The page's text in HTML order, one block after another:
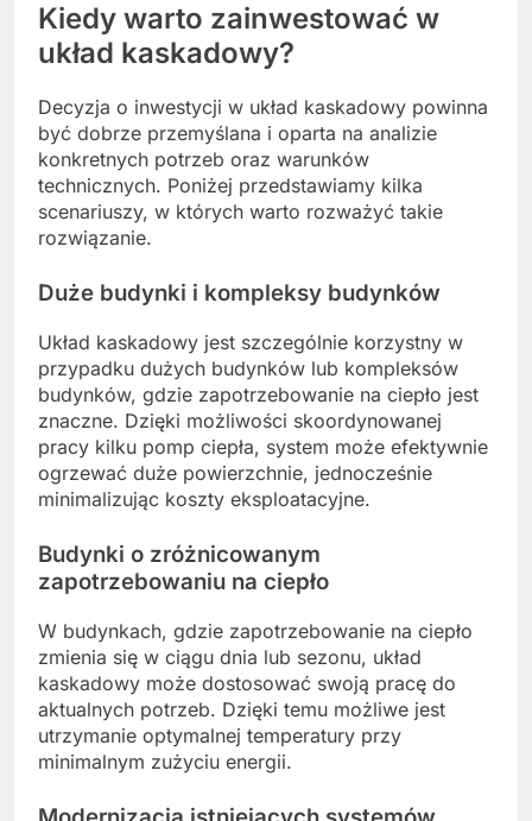
Kiedy warto zainwestować w
układ kaskadowy?
Decyzja o inwestycji w układ kaskadowy powinna
być dobrze przemyślana i oparta na analizie
konkretnych potrzeb oraz warunków
technicznych. Poniżej przedstawiamy kilka
scenariuszy, w których warto rozważyć takie
rozwiązanie.
Duże budynki i kompleksy budynków
Układ kaskadowy jest szczególnie korzystny w
przypadku dużych budynków lub kompleksów
budynków, gdzie zapotrzebowanie na ciepło jest
znaczne. Dzięki możliwości skoordynowanej
pracy kilku pomp ciepła, system może efektywnie
ogrzewać duże powierzchnie, jednocześnie
minimalizując koszty eksploatacyjne.
Budynki o zróżnicowanym
zapotrzebowaniu na ciepło
W budynkach, gdzie zapotrzebowanie na ciepło
zmienia się w ciągu dnia lub sezonu, układ
kaskadowy może dostosować swoją pracę do
aktualnych potrzeb. Dzięki temu możliwe jest
utrzymanie optymalnej temperatury przy
minimalnym zużyciu energii.